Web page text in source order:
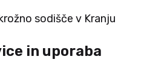
sodišče v Kranju
in uporaba